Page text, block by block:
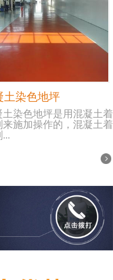
土染色地坪
土染色地坪是用混凝土着
来施加操作的，混凝土着